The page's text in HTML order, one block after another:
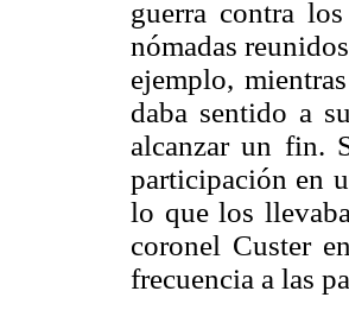
guerra contra
nómadas
ejemplo,
daba sentido a
alcanzar un fin.
participación en
lo que los
coronel Custer
frecuencia a las